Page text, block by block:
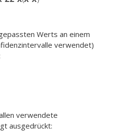
Werts an einem
verwendet)
verwendete
ausgedrückt: